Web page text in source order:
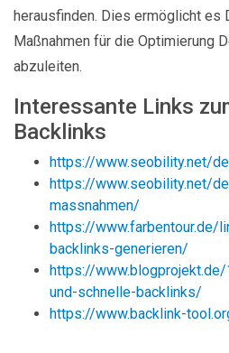
herausfinden. Dies ermöglicht es
Maßnahmen für die Optimierung
abzuleiten.
Interessante Links
Backlinks
https://www.seobility.net/
https://www.seobility.net/
massnahmen/
https://www.farbentour.de/
backlinks-generieren/
https://
und-schnelle-backlinks/
https://www.backlink-